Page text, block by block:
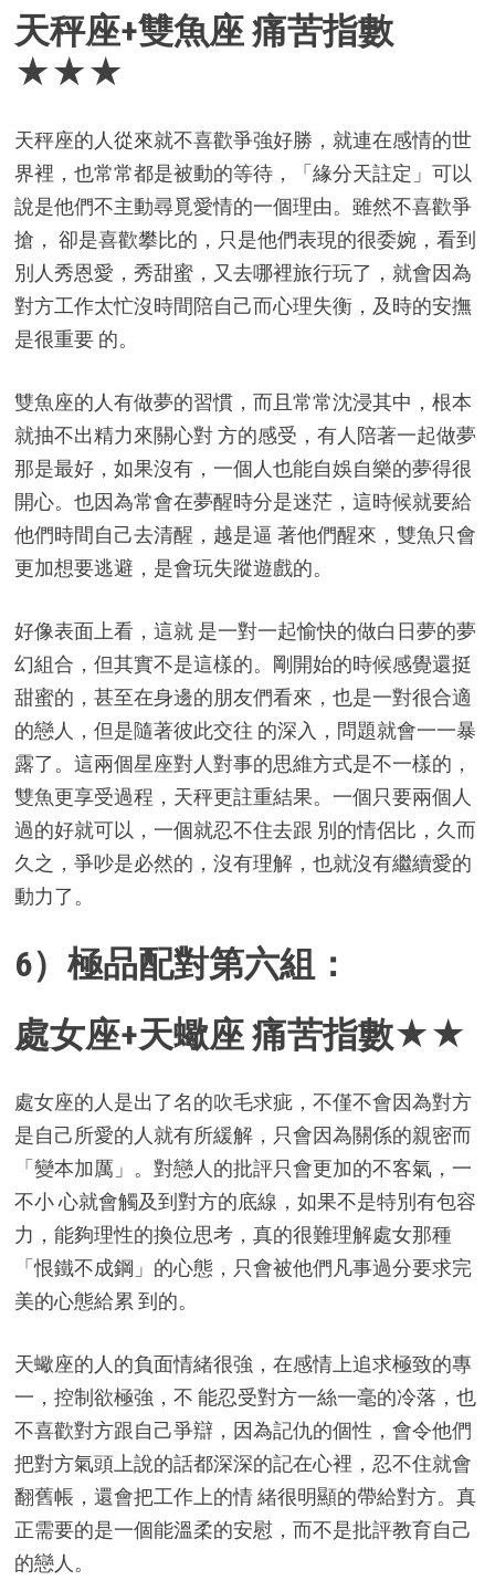
天秤座+雙魚座 痛苦指數
★★★
天秤座的人從來就不喜歡爭強好勝，就連在感情的世
界裡，也常常都是被動的等待，「緣分天註定」可以
說是他們不主動尋覓愛情的一個理由。雖然不喜歡爭
搶， 卻是喜歡攀比的，只是他們表現的很委婉，看到
別人秀恩愛，秀甜蜜，又去哪裡旅行玩了，就會因為
對方工作太忙沒時間陪自己而心理失衡，及時的安撫
是很重要 的。
雙魚座的人有做夢的習慣，而且常常沈浸其中，根本
就抽不出精力來關心對 方的感受，有人陪著一起做夢
那是最好，如果沒有，一個人也能自娛自樂的夢得很
開心。也因為常會在夢醒時分是迷茫，這時候就要給
他們時間自己去清醒，越是逼 著他們醒來，雙魚只會
更加想要逃避，是會玩失蹤遊戲的。
好像表面上看，這就 是一對一起愉快的做白日夢的夢
幻組合，但其實不是這樣的。剛開始的時候感覺還挺
甜蜜的，甚至在身邊的朋友們看來，也是一對很合適
的戀人，但是隨著彼此交往 的深入，問題就會一一暴
露了。這兩個星座對人對事的思維方式是不一樣的，
雙魚更享受過程，天秤更註重結果。一個只要兩個人
過的好就可以，一個就忍不住去跟 別的情侶比，久而
久之，爭吵是必然的，沒有理解，也就沒有繼續愛的
動力了。
6）極品配對第六組：
處女座+天蠍座 痛苦指數★★
處女座的人是出了名的吹毛求疵，不僅不會因為對方
是自己所愛的人就有所緩解，只會因為關係的親密而
「變本加厲」。對戀人的批評只會更加的不客氣，一
不小 心就會觸及到對方的底線，如果不是特別有包容
力，能夠理性的換位思考，真的很難理解處女那種
「恨鐵不成鋼」的心態，只會被他們凡事過分要求完
美的心態給累 到的。
天蠍座的人的負面情緒很強，在感情上追求極致的專
一，控制欲極強，不 能忍受對方一絲一毫的冷落，也
不喜歡對方跟自己爭辯，因為記仇的個性，會令他們
把對方氣頭上說的話都深深的記在心裡，忍不住就會
翻舊帳，還會把工作上的情 緒很明顯的帶給對方。真
正需要的是一個能溫柔的安慰，而不是批評教育自己
的戀人。